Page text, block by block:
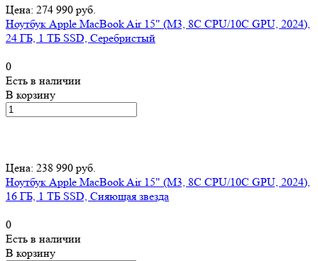
Цена: 274 990 руб.
Ноутбук Apple MacBook Air 15" (M3, 8C CPU/10C GPU, 2024),
24 ГБ, 1 ТБ SSD, Серебристый
0
Есть в наличии
В корзину
Цена: 238 990 руб.
Ноутбук Apple MacBook Air 15" (M3, 8C CPU/10C GPU, 2024),
16 ГБ, 1 ТБ SSD, Сияющая звезда
0
Есть в наличии
В корзину